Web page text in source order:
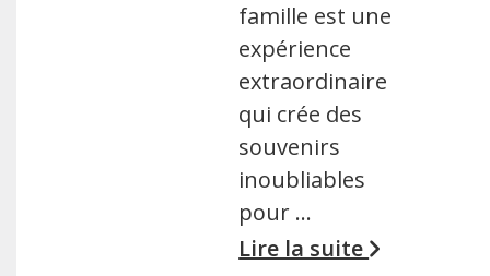
famille est une
expérience
extraordinaire
qui crée des
souvenirs
inoubliables
pour …
Lire la suite